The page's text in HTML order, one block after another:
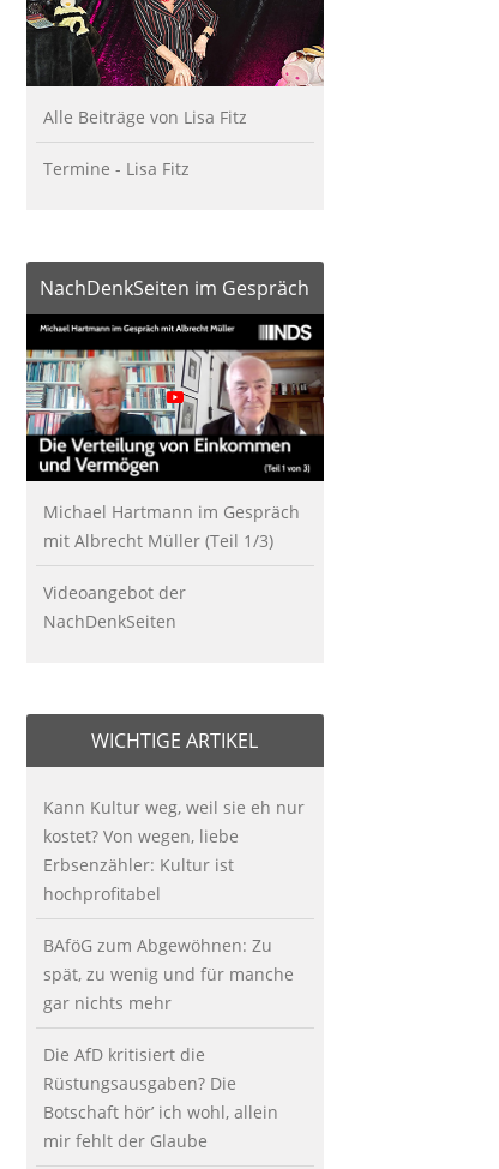
Alle Beiträge von Lisa Fitz
Termine - Lisa Fitz
NachDenkSeiten im Gespräch
Michael Hartmann im Gespräch
mit Albrecht Müller (Teil 1/3)
Videoangebot der
NachDenkSeiten
WICHTIGE ARTIKEL
Kann Kultur weg, weil sie eh nur
kostet? Von wegen, liebe
Erbsenzähler: Kultur ist
hochprofitabel
BAföG zum Abgewöhnen: Zu
spät, zu wenig und für manche
gar nichts mehr
Die AfD kritisiert die
Rüstungsausgaben? Die
Botschaft hör’ ich wohl, allein
mir fehlt der Glaube